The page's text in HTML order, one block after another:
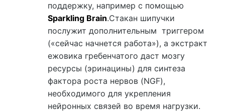
поддержку, например с помощью
Sparkling Brain.Стакан шипучки
послужит дополнительным триггером
(«сейчас начнется работа»), а экстракт
ежовика гребенчатого даст мозгу
ресурсы (эринацины) для синтеза
фактора роста нервов (NGF),
необходимого для укрепления
нейронных связей во время нагрузки.